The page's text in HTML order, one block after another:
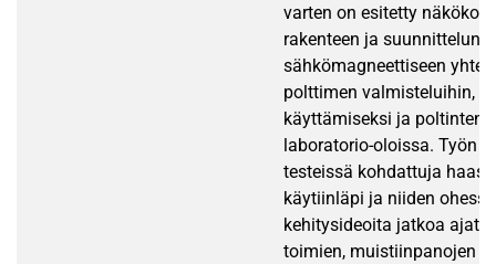
varten on esitetty
rakenteen ja suunnittelun
sähkömagneettiseen
polttimen valmisteluihin,
käyttämiseksi ja poltinten
laboratorio-oloissa. Työn
testeissä kohdattuja
käytiinläpi ja niiden
kehitysideoita jatkoa
toimien, muistiinpanojen